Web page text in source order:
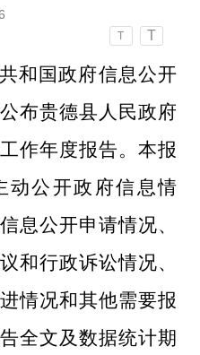
T T
和国政府信息公开
布贵德县人民政府
作年度报告。本报
动公开政府信息情
息公开申请情况、
和行政诉讼情况、
情况和其他需要报
全文及数据统计期